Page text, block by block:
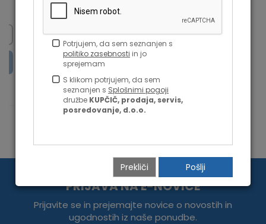
Potrjujem, da sem seznanjen s
politiko zasebnosti in jo
sprejemam
S klikom potrjujem, da sem
seznanjen s Splošnimi pogoji
družbe KUPČIČ, prodaja, servis,
posredovanje, d.o.o.
Prekliči
Preveri najnižjo ceno
Primerjaj z ostalimi
PRIJAVA NA E-NOVICE
Prijavite se in prejemajte novice o novostih in
ugodnostih iz naše ponudbe.